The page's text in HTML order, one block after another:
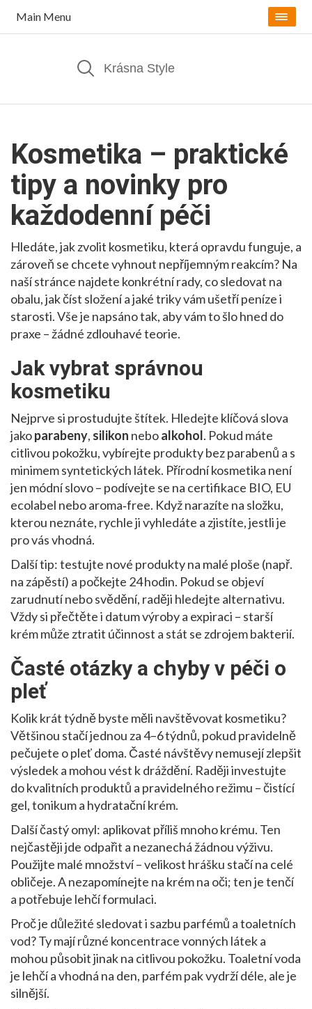
Main Menu
Kosmetika – praktické
tipy a novinky pro
každodenní péči
Hledáte, jak zvolit kosmetiku, která opravdu funguje, a
zároveň se chcete vyhnout nepříjemným reakcím? Na
naší stránce najdete konkrétní rady, co sledovat na
obalu, jak číst složení a jaké triky vám ušetří peníze i
starosti. Vše je napsáno tak, aby vám to šlo hned do
praxe – žádné zdlouhavé teorie.
Jak vybrat správnou
kosmetiku
Nejprve si prostudujte štítek. Hledejte klíčová slova
jakoparabeny, silikon neboalkohol. Pokud máte
citlivou pokožku, vybírejte produkty bez parabenů a s
minimem syntetických látek. Přírodní kosmetika není
jen módní slovo – podívejte se na certifikace BIO, EU
ecolabel nebo aroma‑free. Když narazíte na složku,
kterou neznáte, rychle ji vyhledáte a zjistíte, jestli je
pro vás vhodná.
Další tip: testujte nové produkty na malé ploše (např.
na zápěstí) a počkejte 24 hodin. Pokud se objeví
zarudnutí nebo svědění, raději hledejte alternativu.
Vždy si přečtěte i datum výroby a expiraci – starší
krém může ztratit účinnost a stát se zdrojem bakterií.
Časté otázky a chyby v péči o
pleť
Kolik krát týdně byste měli navštěvovat kosmetiku?
Většinou stačí jednou za 4–6 týdnů, pokud pravidelně
pečujete o pleť doma. Časté návštěvy nemusejí zlepšit
výsledek a mohou vést k dráždění. Raději investujte
do kvalitních produktů a pravidelného režimu – čistící
gel, tonikum a hydratační krém.
Další častý omyl: aplikovat příliš mnoho krému. Ten
nejčastěji jde odpařit a nezanechá žádnou výživu.
Použijte malé množství – velikost hrášku stačí na celé
obličeje. A nezapomínejte na krém na oči; ten je tenčí
a potřebuje lehčí formulaci.
Proč je důležité sledovat i sazbu parfémů a toaletních
vod? Ty mají různé koncentrace vonných látek a
mohou působit jinak na citlivou pokožku. Toaletní voda
je lehčí a vhodná na den, parfém pak vydrží déle, ale je
silnější.